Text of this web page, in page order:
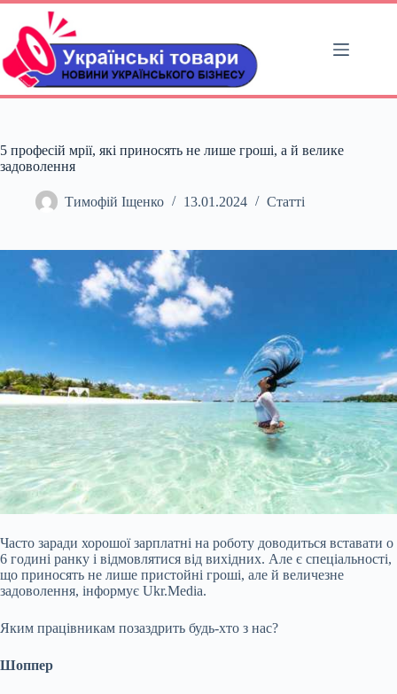
Перейти
вмісту
5 професій мрії, які приносять не лише гроші, а й велике
задоволення
Тимофій Іщенко 13.01.2024 Статті
Часто заради хорошої зарплатні на роботу доводиться вставати о
6 годині ранку і відмовлятися від вихідних. Але є спеціальності,
що приносять не лише пристойні гроші, але й величезне
задоволення, інформує Ukr.Media.
Яким працівникам позаздрить будь-хто з нас?
Шоппер